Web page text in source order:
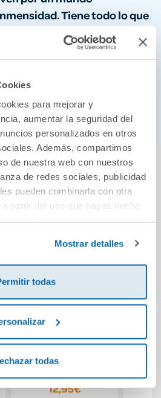
para mejorar y
aumentar la seguridad del
personalizados en otros
Además, compartimos
de nuestra web con nuestros
de redes sociales, publicidad
pueden combinarla con otra
partir del uso que hayas hecho
Mostrar detalles
todas
todas
Tiene todo lo que
John Gwynne.» Robin
y descarnadamente
Ryan
gustarte...
Maneras de morir
(Jack Stapleton y
Laurie
Montgomery 14)
12,95€
Rico,